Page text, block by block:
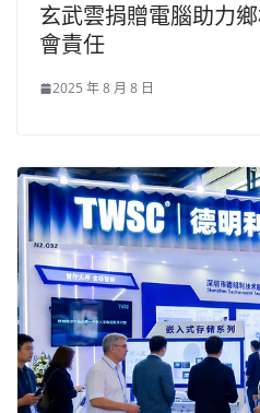
玄武雲捐贈電腦助力
會責任
2025 年 8 月 8 日